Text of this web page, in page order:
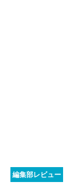
編集部レビュー